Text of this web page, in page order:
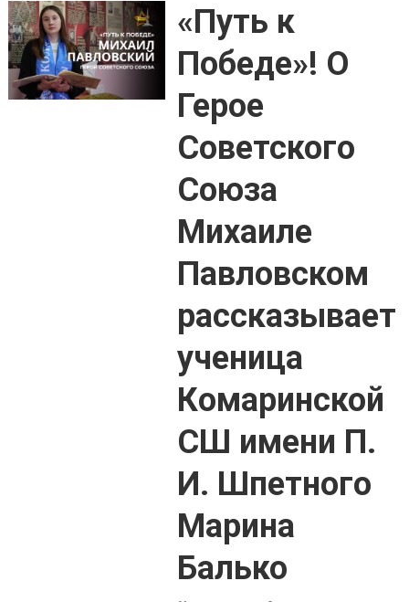
«Путь к
Победе»! О
Герое
Советского
Союза
Михаиле
Павловском
рассказывает
ученица
Комаринской
СШ имени П.
И. Шпетного
Марина
Балько